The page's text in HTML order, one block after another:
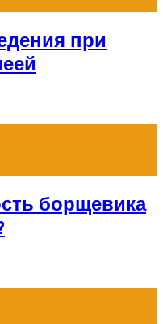
при
борщевика